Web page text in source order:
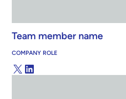
Team member name
COMPANY ROLE
X LinkedIn